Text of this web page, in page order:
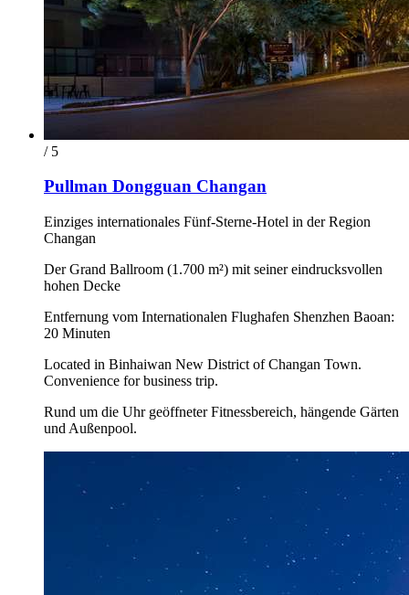
/ 5
Pullman Dongguan Changan
Einziges internationales Fünf-Sterne-Hotel in der Region
Changan
Der Grand Ballroom (1.700 m²) mit seiner eindrucksvollen
hohen Decke
Entfernung vom Internationalen Flughafen Shenzhen Baoan:
20 Minuten
Located in Binhaiwan New District of Changan Town.
Convenience for business trip.
Rund um die Uhr geöffneter Fitnessbereich, hängende Gärten
und Außenpool.